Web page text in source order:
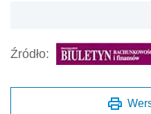
Źródło: